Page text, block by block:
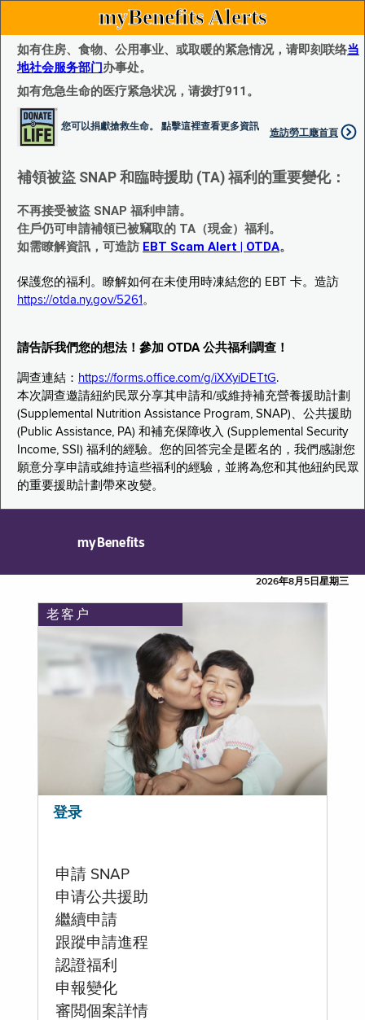
myBenefits Alerts
如有住房、食物、公用事业、或取暖的紧急情况，请即刻联络当
地社会服务部门办事处。
如有危急生命的医疗紧急状况，请拨打911。
您可以捐獻搶救生命。 點擊這裡查看更多資訊
造訪勞工廰首頁
補領被盜 SNAP 和臨時援助 (TA) 福利的重要變化：
不再接受被盜 SNAP 福利申請。
住戶仍可申請補領已被竊取的 TA（現金）福利。
如需瞭解資訊，可造訪 EBT Scam Alert | OTDA。
保護您的福利。瞭解如何在未使用時凍結您的 EBT 卡。造訪
https://otda.ny.gov/5261 。
請告訴我們您的想法！參加 OTDA 公共福利調查！
調查連結： https://forms.office.com/g/iXXyiDETtG.
本次調查邀請紐約民眾分享其申請和/或維持補充營養援助計劃
(Supplemental Nutrition Assistance Program, SNAP)、公共援助
(Public Assistance, PA) 和補充保障收入 (Supplemental Security
Income, SSI) 福利的經驗。您的回答完全是匿名的，我們感謝您
願意分享申請或維持這些福利的經驗，並將為您和其他紐約民眾
的重要援助計劃帶來改變。
myBenefits
2026年8月5日星期三
老客户
登录
申請 SNAP
申请公共援助
繼續申請
跟蹤申請進程
認證福利
申報變化
審閲個案詳情